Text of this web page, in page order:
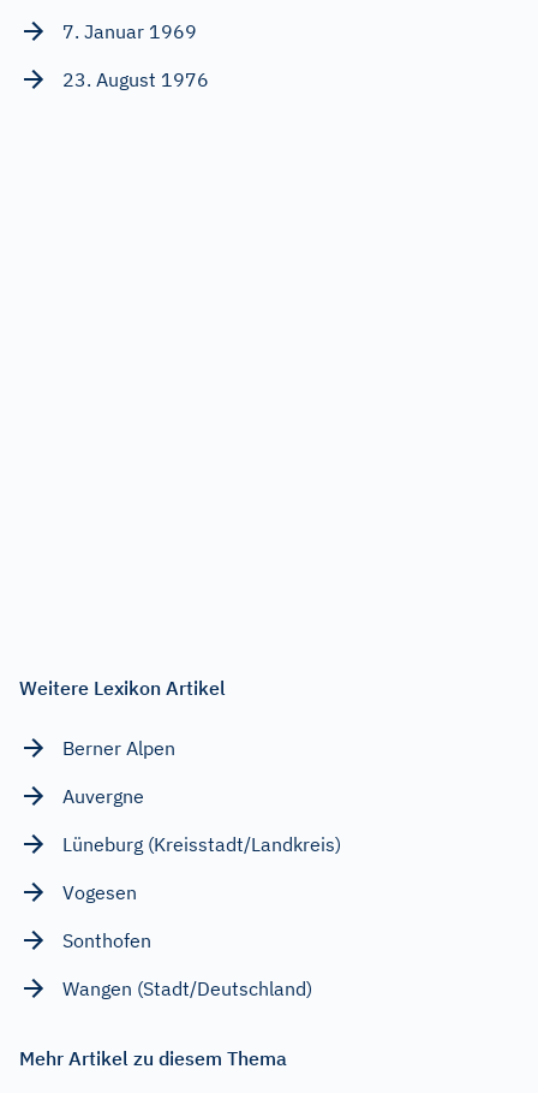
7. Januar 1969
23. August 1976
Weitere Lexikon Artikel
Berner Alpen
Auvergne
Lüneburg (Kreisstadt/Landkreis)
Vogesen
Sonthofen
Wangen (Stadt/Deutschland)
Mehr Artikel zu diesem Thema